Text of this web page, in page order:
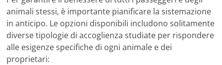
animali stessi, è importante pianificare la sistemazione
in anticipo. Le opzioni disponibili includono solitamente
diverse tipologie di accoglienza studiate per rispondere
alle esigenze specifiche di ogni animale e dei
proprietari: